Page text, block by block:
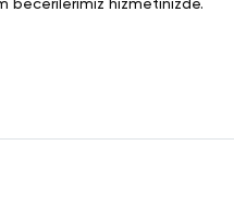
becerilerimiz hizmetinizde.